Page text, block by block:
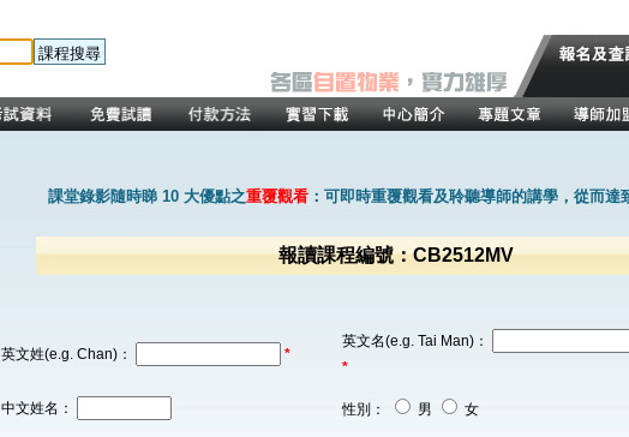
課堂錄影隨時睇 10 大優點之重覆觀看：可即時重覆觀看及聆聽導師的講學，從而達
報讀課程編號：CB2512MV
英文姓(e.g. Chan)： *
英文名(e.g. Tai Man)：
*
中文姓名： 性別： 男 女